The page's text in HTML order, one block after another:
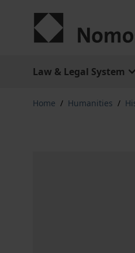
Law & Legal System
Home / Humanities /